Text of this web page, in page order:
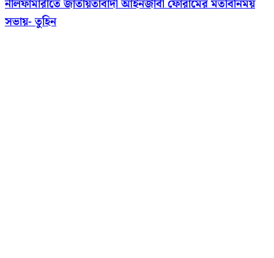
নীলফামারীতে জাতীয়তাবাদী আইনজীবী ফোরামের মতবিনিময়
সভায়- তুহিন